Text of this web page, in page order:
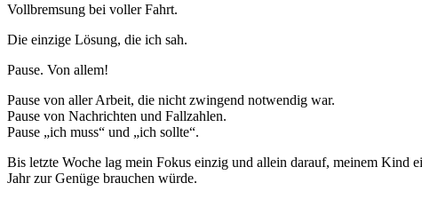
Vollbremsung bei voller Fahrt.
Die einzige Lösung, die ich sah.
Pause. Von allem!
Pause von aller Arbeit, die nicht zwingend notwendig war.
Pause von Nachrichten und Fallzahlen.
Pause „ich muss“ und „ich sollte“.
Bis letzte Woche lag mein Fokus einzig und allein darauf, meinem Kind
Jahr zur Genüge brauchen würde.